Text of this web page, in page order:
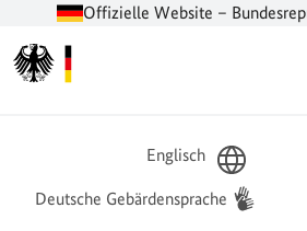
Offizielle Website –
Englisch
Deutsche Gebärdensprache